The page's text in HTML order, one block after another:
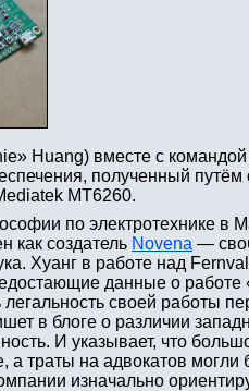
Huang) вместе с
полученный
MT6260.
по электротехнике в
как создатель Novena —
Хуанг в работе над
данные о
легальность своей работы
в блоге о различии
И указывает, что
а траты на адвокатов могли
изначально